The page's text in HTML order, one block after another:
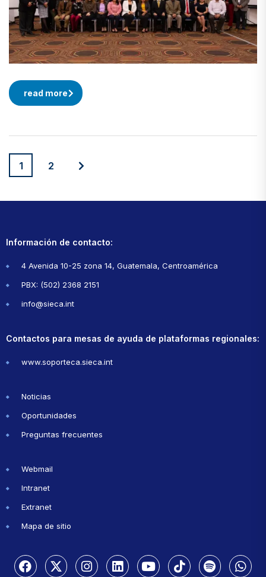
read more
1 2
Información de contacto:
4 Avenida 10-25 zona 14, Guatemala, Centroamérica
PBX: (502) 2368 2151
info@sieca.int
Contactos para mesas de ayuda de plataformas regionales:
www.soporteca.sieca.int
Noticias
Oportunidades
Preguntas frecuentes
Webmail
Intranet
Extranet
Mapa de sitio